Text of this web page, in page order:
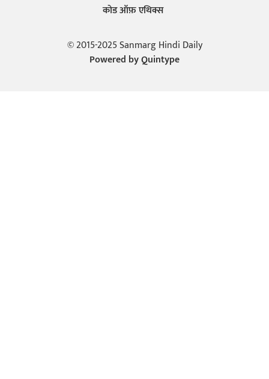
कोड ऑफ़ एथिक्स
© 2015-2025 Sanmarg Hindi Daily
Powered byQuintype